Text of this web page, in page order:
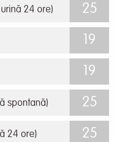
24 ore) 25
19
19
spontană) 25
24 ore) 25